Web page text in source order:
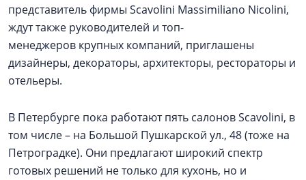
представитель фирмы Scavolini Massimiliano Nicolini,
ждут также руководителей и топ-
менеджеров крупных компаний, приглашены
дизайнеры, декораторы, архитекторы, рестораторы и
отельеры.
В Петербурге пока работают пять салонов Scavolini, в
том числе – на Большой Пушкарской ул., 48 (тоже на
Петроградке). Они предлагают широкий спектр
готовых решений не только для кухонь, но и